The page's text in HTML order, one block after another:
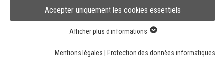
Accepter uniquement les cookies essentiels
Afficher plus d'informations
Mentions légales Protection des données informatiques
demandées sur nos sites web:
Page d’accueil